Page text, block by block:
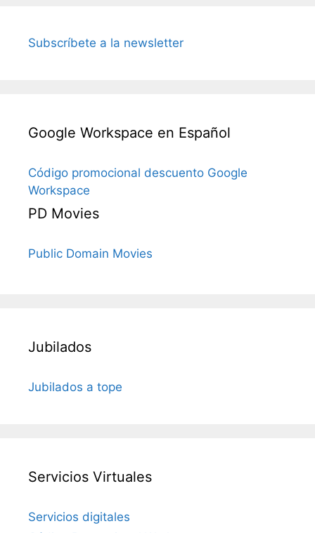
Subscríbete a la newsletter
Google Workspace en Español
Código promocional descuento Google
Workspace
PD Movies
Public Domain Movies
Jubilados
Jubilados a tope
Servicios Virtuales
Servicios digitales